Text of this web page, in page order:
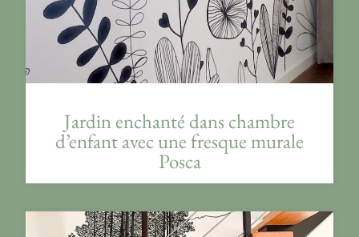
Jardin enchanté dans chambre
d’enfant avec une fresque murale
Posca